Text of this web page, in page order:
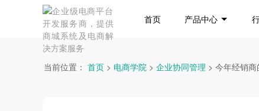
首页 产品中心
当前位置： 首页 > 电商学院 > 企业协同管理 > 今年经销